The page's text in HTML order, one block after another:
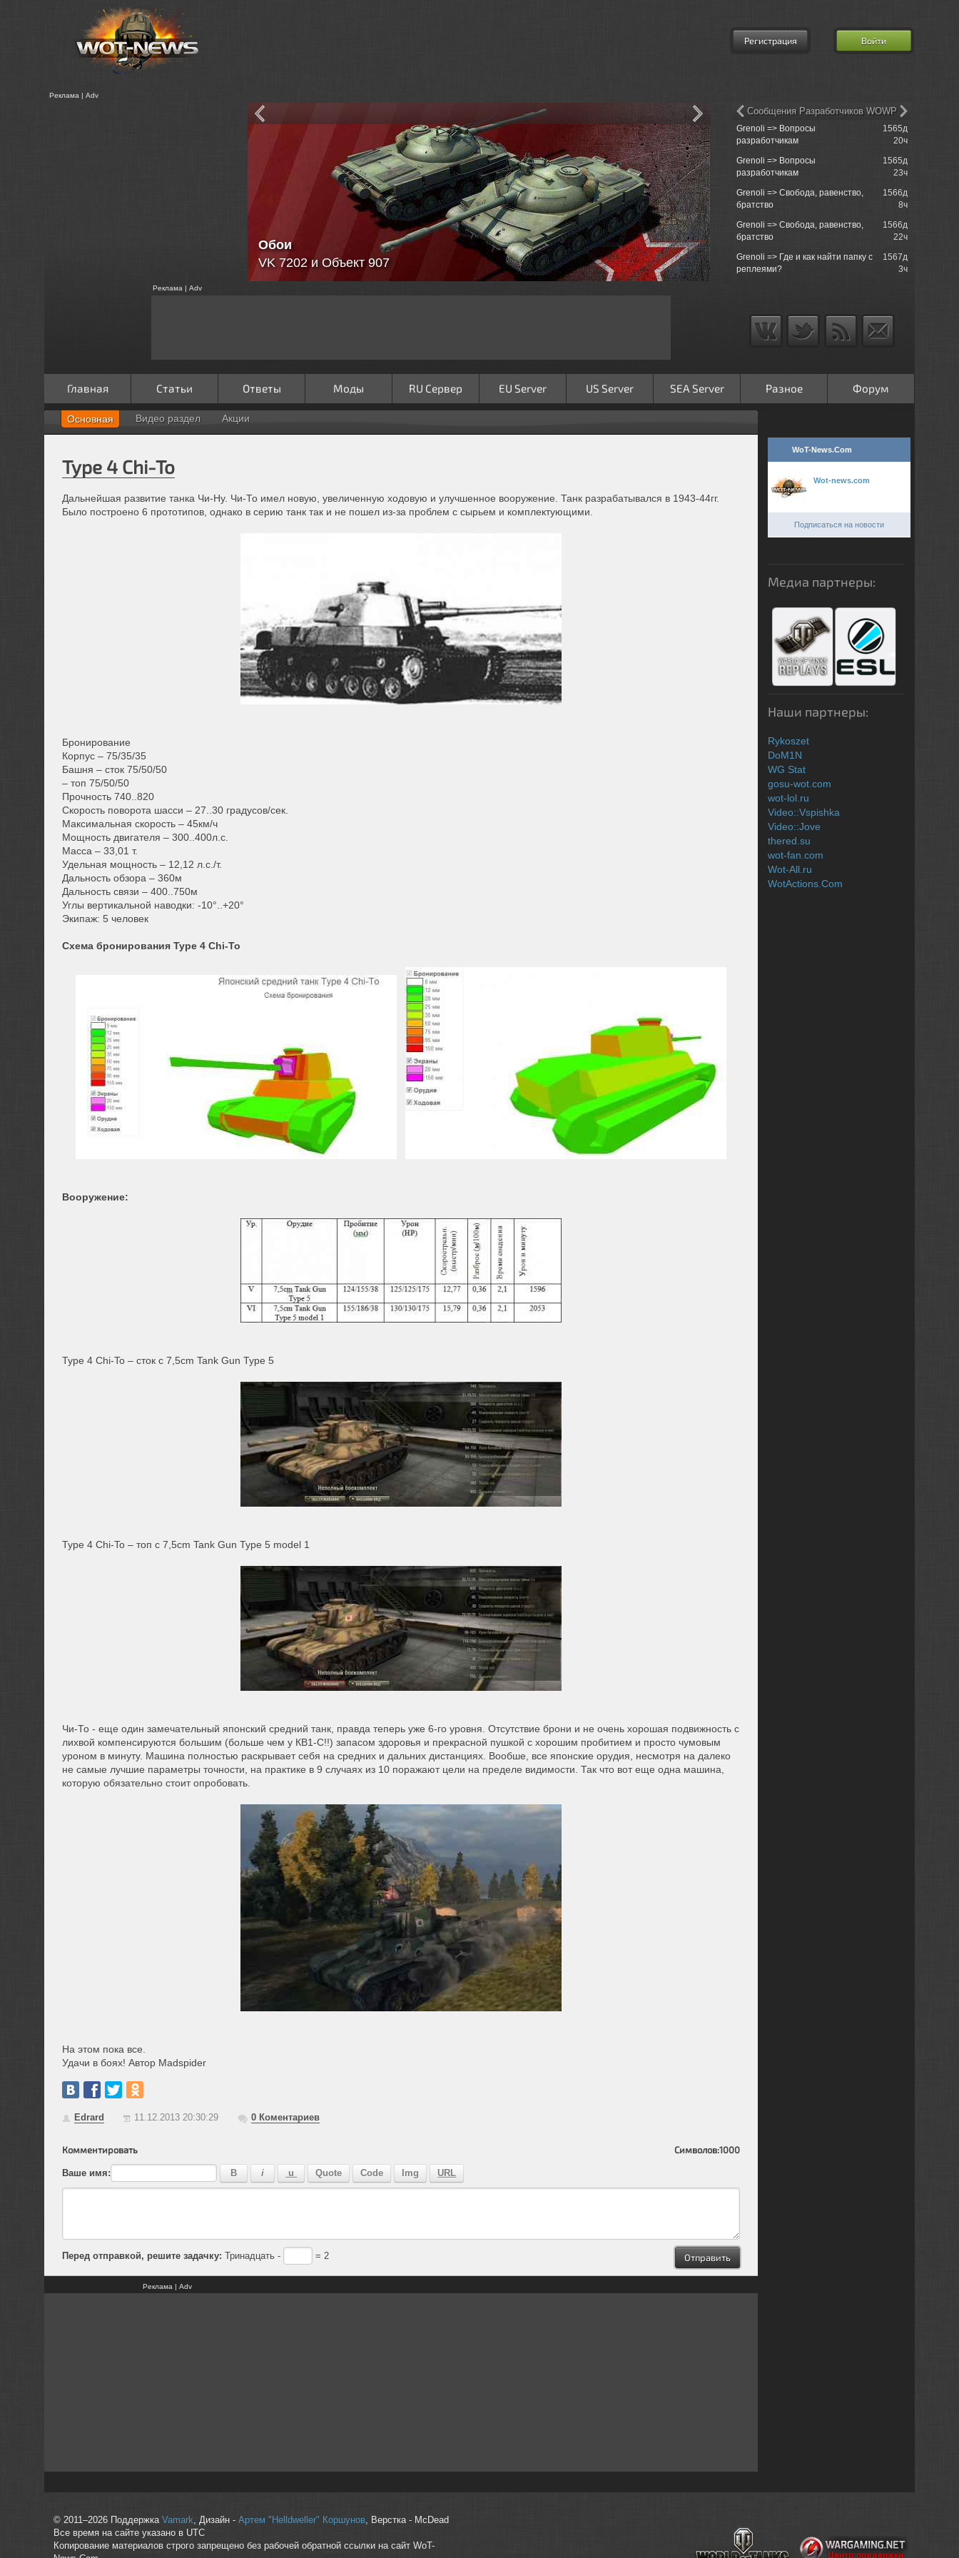
Регистрация Войти
Реклама | Adv
Статистика клана
Grenoli => Вопросы
разработчикам
1565д
20ч
Grenoli => Вопросы
разработчикам
1565д
23ч
Grenoli => Свобода, равенство,
братство
1566д
8ч
Grenoli => Свобода, равенство,
братство
1566д
22ч
Grenoli => Где и как найти папку с
реплеями?
1567д
3ч
Сообщения Разработчиков WOWP
Реклама | Adv
Главная Статьи Ответы Моды RU Сервер EU Server US Server SEA Server Разное Форум
Основная Видео раздел Акции
Type 4 Chi-To
Дальнейшая развитие танка Чи-Ну. Чи-То имел новую, увеличенную ходовую и улучшенное вооружение. Танк разрабатывался в 1943-44гг.
Было построено 6 прототипов, однако в серию танк так и не пошел из-за проблем с сырьем и комплектующими.
Бронирование
Корпус – 75/35/35
Башня – сток 75/50/50
– топ 75/50/50
Прочность 740..820
Скорость поворота шасси – 27..30 градусов/сек.
Максимальная скорость – 45км/ч
Мощность двигателя – 300..400л.с.
Масса – 33,01 т.
Удельная мощность – 12,12 л.с./т.
Дальность обзора – 360м
Дальность связи – 400..750м
Углы вертикальной наводки: -10°..+20°
Экипаж: 5 человек
Схема бронирования Type 4 Chi-To
Вооружение:
Type 4 Chi-To – сток с 7,5сm Tank Gun Type 5
Type 4 Chi-To – топ с 7,5сm Tank Gun Type 5 model 1
Чи-То - еще один замечательный японский средний танк, правда теперь уже 6-го уровня. Отсутствие брони и не очень хорошая подвижность с
лихвой компенсируются большим (больше чем у КВ1-С!!) запасом здоровья и прекрасной пушкой с хорошим пробитием и просто чумовым
уроном в минуту. Машина полностью раскрывает себя на средних и дальних дистанциях. Вообше, все японские орудия, несмотря на далеко
не самые лучшие параметры точности, на практике в 9 случаях из 10 поражают цели на пределе видимости. Так что вот еще одна машина,
которую обязательно стоит опробовать.
На этом пока все.
Удачи в боях! Автор Madspider
Edrard 11.12.2013 20:30:29 0Коментариев
Комментировать Символов:1000
Ваше имя:
Перед отправкой, решите задачку: Тринадцать - = 2
Реклама | Adv
WoT-News.Com
Wot-news.com
Подписаться на новости
Медиа партнеры:
Наши партнеры:
Rykoszet
DoM1N
WG Stat
gosu-wot.com
wot-lol.ru
Video::Vspishka
Video::Jove
thered.su
wot-fan.com
Wot-All.ru
WotActions.Com
© 2011–2026 Поддержка Vamark , Дизайн - Артем "Helldweller" Коршунов, Верстка - McDead
Все время на сайте указано в UTC
Копирование материалов строго запрещено без рабочей обратной ссылки на сайт WoT-